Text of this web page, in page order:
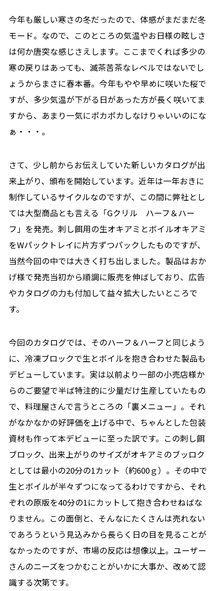
今年も厳しい寒さの冬だったので、体感がまだまだ冬
モード。なので、このところの気温やお日様の眩しさ
は何か唐突な感じさえします。ここまでくれば多少の
寒の戻りはあっても、滅茶苦茶なレベルではないでし
ょうからまさに春本番。今年もやや早めに咲いた桜で
すが、多少気温が下がる日があった方が長く咲いてま
すから、あまり一気にポカポカしなけりゃいいのにな
ぁ・・・。
さて、少し前からお伝えしていた新しいカタログが出
来上がり、頒布を開始しています。近年は一年おきに
制作しているサイクルなのですが、この間に弊社とし
ては大型商品とも言える「Gクリル ハーフ＆ハー
フ」を発売。刺し餌用の生オキアミとボイルオキアミ
をWパックトレイに片方ずつパックしたものですが、
当然今回の中では大きく打ち出しました。製品はおか
げ様で発売当初から順調に販売を伸ばしており、広告
やカタログの力も付加して益々拡大したいところで
す。
今回のカタログでは、そのハーフ＆ハーフと同じよう
に、冷凍ブロックで生とボイルを抱き合わせた製品も
デビューしています。実は以前より一部の小売店様か
らのご要望で半ば特注的に少量だけ生産していたもの
で、料理屋さんで言うところの「裏メニュー」。それ
がなかなかの好評価を上げる中で、ちゃんとした包装
資材も作って本デビューに至った訳です。この刺し餌
ブロック、出来上がりのサイズがオキアミのブッロク
としては最小の20分の1カット（約600ｇ）。その中で
生とボイルが半々ずつになってるわけですから、それ
ぞれの原版を40分の1にカットして抱き合わせねばな
りません。この面倒と、そんなにたくさんは売れない
であろうという見込みから長らく日の目を見ることが
なかったのですが、市場の反応は想像以上。ユーザー
さんのニーズをつかむことがいかに大事か、改めて認
識する次第です。